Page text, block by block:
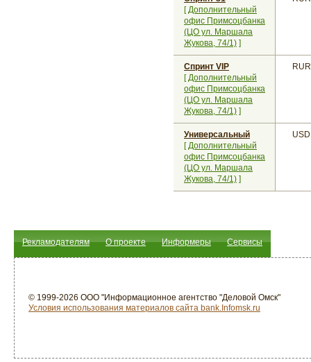
[Дополнительный
офис Примсоцбанка
(ЦО ул. Маршала
Жукова, 74/1) ]
Спринт VIP
[Дополнительный
офис Примсоцбанка
(ЦО ул. Маршала
Жукова, 74/1) ]
RUR
Универсальный
[Дополнительный
офис Примсоцбанка
(ЦО ул. Маршала
Жукова, 74/1) ]
USD
Рекламодателям О проекте Информеры Сервисы
© 1999-2026 ООО "Информационное агентство "Деловой Омск"
Условия использования материалов сайта bank.Infomsk.ru